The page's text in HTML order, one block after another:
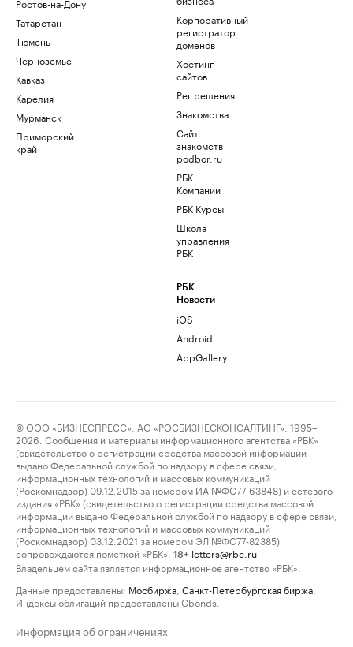
Татарстан
Тюмень
Черноземье
Кавказ
Карелия
Мурманск
Приморский
край
Корпоративный
регистратор
доменов
Хостинг
сайтов
Рег.решения
Знакомства
Сайт
знакомств
podbor.ru
РБК
Компании
РБК Курсы
Школа
управления
РБК
РБК
Новости
iOS
Android
AppGallery
© ООО «БИЗНЕСПРЕСС», АО «РОСБИЗНЕСКОНСАЛТИНГ», 1995–
2026. Сообщения и материалы информационного агентства «РБК»
(свидетельство о регистрации средства массовой информации
выдано Федеральной службой по надзору в сфере связи,
информационных технологий и массовых коммуникаций
(Роскомнадзор) 09.12.2015 за номером ИА №ФС77-63848) и сетевого
издания «РБК» (свидетельство о регистрации средства массовой
информации выдано Федеральной службой по надзору в сфере связи,
информационных технологий и массовых коммуникаций
(Роскомнадзор) 03.12.2021 за номером ЭЛ №ФС77-82385)
сопровождаются пометкой «РБК».
18+ letters@rbc.ru
Владельцем сайта является информационное агентство «РБК».
Данные предоставлены: Мосбиржа Санкт-Петербургская биржа
Индексы облигаций предоставлены Cbonds.
Информация об ограничениях